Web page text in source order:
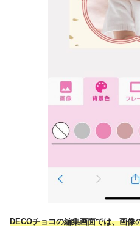
DECOチョコの編集画面では、画像